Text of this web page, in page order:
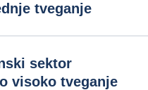
tveganje
sektor
visoko tveganje